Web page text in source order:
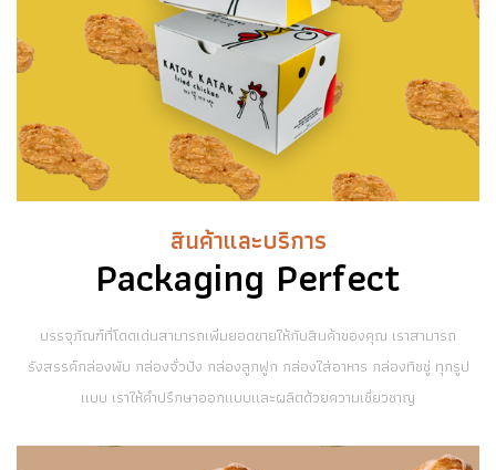
สินค้าและบริการ
Packaging Perfect
บรรจุภัณฑ์ที่โดดเด่นสามารถเพิ่มยอดขายให้กับสินค้าของคุณ เราสามารถ
รังสรรค์กล่องพับ กล่องจั่วปัง กล่องลูกฟูก กล่องใส่อาหาร กล่องทิชชู่ ทุกรูป
แบบ เราให้คำปรึกษาออกแบบและผลิตด้วยความเชี่ยวชาญ